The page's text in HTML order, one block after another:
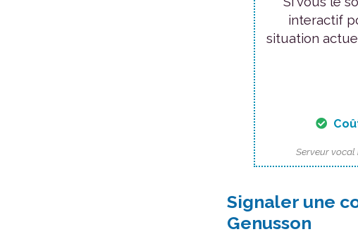
interactif
situation
Serveur vocal
Signaler une
Genusson